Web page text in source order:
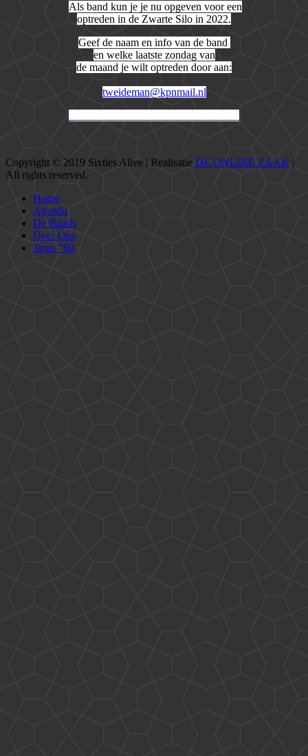
Als band kun je je nu opgeven voor een
optreden in de Zwarte Silo in 2022.
Geef de naam en info van de band
en welke laatste zondag van
de maand je wilt optreden door aan:
tweideman@kpnmail.nl
Copyright © 2019 Sixties Alive | Realisatie DE ONLINE ZAAK |
All rights reserved.
Home
Agenda
De Bands
Over Ons
Jaren "60